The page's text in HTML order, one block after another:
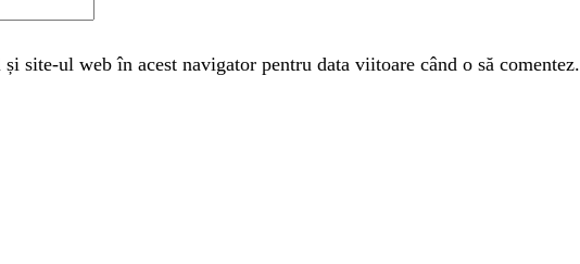
site-ul web în acest navigator pentru data viitoare când o să comentez.